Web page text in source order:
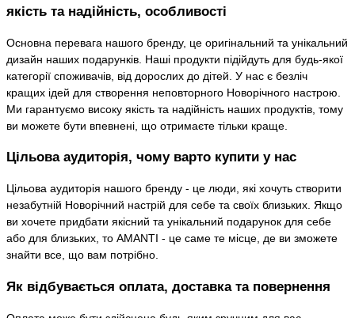
якість та надійність, особливості
Основна перевага нашого бренду, це оригінальний та унікальний
дизайн наших подарунків. Наші продукти підійдуть для будь-якої
категорії споживачів, від дорослих до дітей. У нас є безліч
кращих ідей для створення неповторного Новорічного настрою.
Ми гарантуємо високу якість та надійність наших продуктів, тому
ви можете бути впевнені, що отримаєте тільки краще.
Цільова аудиторія, чому варто купити у нас
Цільова аудиторія нашого бренду - це люди, які хочуть створити
незабутній Новорічний настрій для себе та своїх близьких. Якщо
ви хочете придбати якісний та унікальний подарунок для себе
або для близьких, то AMANTI - це саме те місце, де ви зможете
знайти все, що вам потрібно.
Як відбувається оплата, доставка та повернення